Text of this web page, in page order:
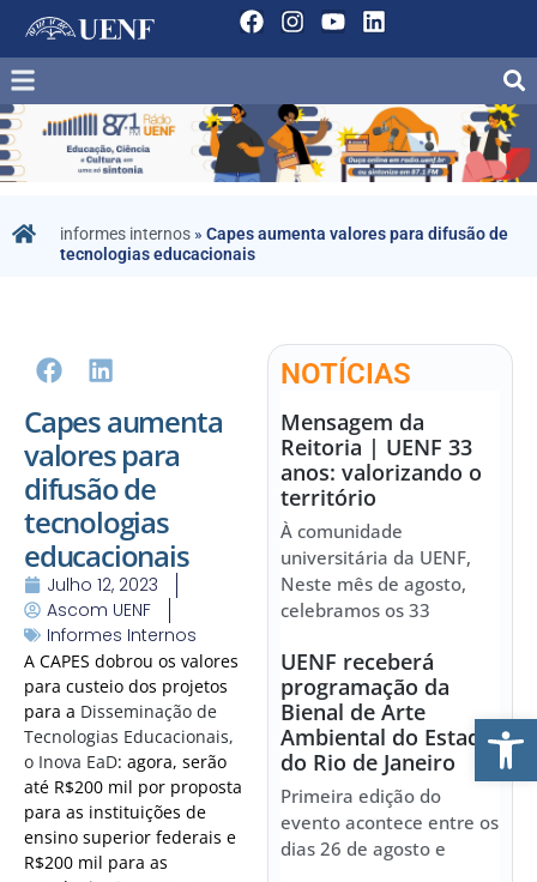
informes internos »Capes aumenta valores para difusão de
tecnologias educacionais
Capes aumenta
valores para
difusão de
tecnologias
educacionais
Julho 12, 2023
Ascom UENF
Informes Internos
A CAPES dobrou os valores
para custeio dos projetos
para a Disseminação de
Tecnologias Educacionais,
o Inova EaD: agora, serão
até R$200 mil por proposta
para as instituições de
ensino superior federais e
R$200 mil para as
NOTÍCIAS
Mensagem da
Reitoria | UENF 33
anos: valorizando o
território
À comunidade
universitária da UENF,
Neste mês de agosto,
celebramos os 33
UENF receberá
programação da
Bienal de Arte
Ambiental do Estado
do Rio de Janeiro
Primeira edição do
evento acontece entre os
dias 26 de agosto e